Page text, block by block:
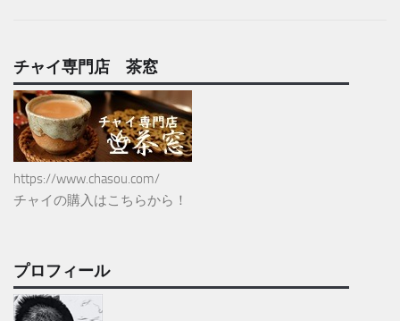
チャイ専門店 茶窓
https://www.chasou.com/
チャイの購入はこちらから！
プロフィール